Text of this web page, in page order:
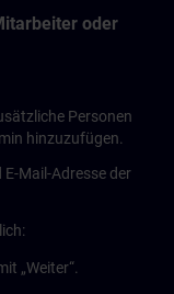
oder
Personen
hinzuzufügen.
Mail-Adresse der
„Weiter“.